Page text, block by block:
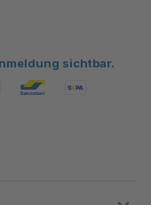
Sternen
sichtbar.